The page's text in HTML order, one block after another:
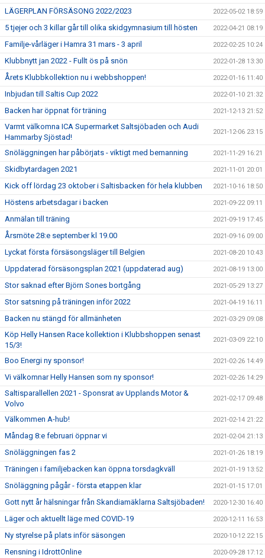
LÄGERPLAN FÖRSÄSONG 2022/2023 2022-05-02 18:59
5 tjejer och 3 killar går till olika skidgymnasium till hösten 2022-04-21 08:19
Familje-vårläger i Hamra 31 mars - 3 april 2022-02-25 10:24
Klubbnytt jan 2022 - Fullt ös på snön 2022-01-28 13:30
Årets Klubbkollektion nu i webbshoppen! 2022-01-16 11:40
Inbjudan till Saltis Cup 2022 2022-01-10 21:32
Backen har öppnat för träning 2021-12-13 21:52
Varmt välkomna ICA Supermarket Saltsjöbaden och Audi
Hammarby Sjöstad!
2021-12-06 23:15
Snöläggningen har påbörjats - viktigt med bemanning 2021-11-29 16:21
Skidbytardagen 2021 2021-11-01 20:01
Kick off lördag 23 oktober i Saltisbacken för hela klubben 2021-10-16 18:50
Höstens arbetsdagar i backen 2021-09-22 09:11
Anmälan till träning 2021-09-19 17:45
Årsmöte 28:e september kl 19.00 2021-09-16 09:00
Lyckat första försäsongsläger till Belgien 2021-08-20 10:43
Uppdaterad försäsongsplan 2021 (uppdaterad aug) 2021-08-19 13:00
Stor saknad efter Björn Sones bortgång 2021-05-29 13:27
Stor satsning på träningen inför 2022 2021-04-19 16:11
Backen nu stängd för allmänheten 2021-03-29 09:08
Köp Helly Hansen Race kollektion i Klubbshoppen senast
15/3!
2021-03-09 22:10
Boo Energi ny sponsor! 2021-02-26 14:49
Vi välkomnar Helly Hansen som ny sponsor! 2021-02-26 14:29
Saltisparallellen 2021 - Sponsrat av Upplands Motor &
Volvo
2021-02-17 09:48
Välkommen A-hub! 2021-02-14 21:22
Måndag 8:e februari öppnar vi 2021-02-04 21:13
Snöläggningen fas 2 2021-01-26 18:19
Träningen i familjebacken kan öppna torsdagkväll 2021-01-19 13:52
Snöläggning pågår - första etappen klar 2021-01-15 17:01
Gott nytt år hälsningar från Skandiamäklarna Saltsjöbaden! 2020-12-30 16:40
Läger och aktuellt läge med COVID-19 2020-12-11 16:53
Ny styrelse på plats inför säsongen 2020-10-12 22:15
Rensning i IdrottOnline 2020-09-28 17:12